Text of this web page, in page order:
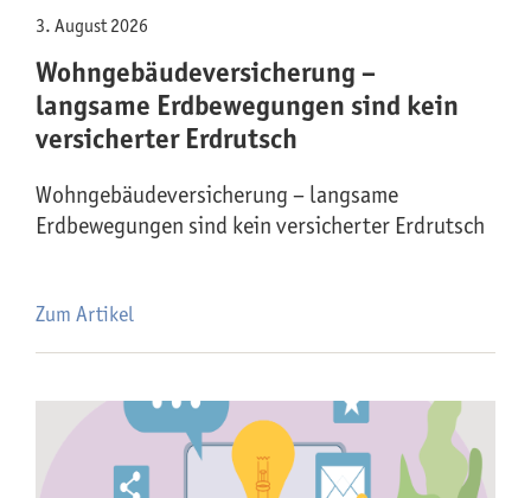
3. August 2026
Wohngebäude­versicherung –
langsame Erdbewegungen sind kein
versicherter Erdrutsch
Wohngebäude­versicherung – langsame
Erdbewegungen sind kein versicherter Erdrutsch
Zum Artikel